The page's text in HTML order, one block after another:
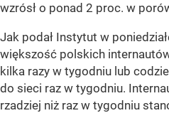
wzrósł o ponad 2 proc. w
Jak podał Instytut w
większość polskich
kilka razy w tygodniu lub
do sieci raz w tygodniu.
rzadziej niż raz w tygodniu